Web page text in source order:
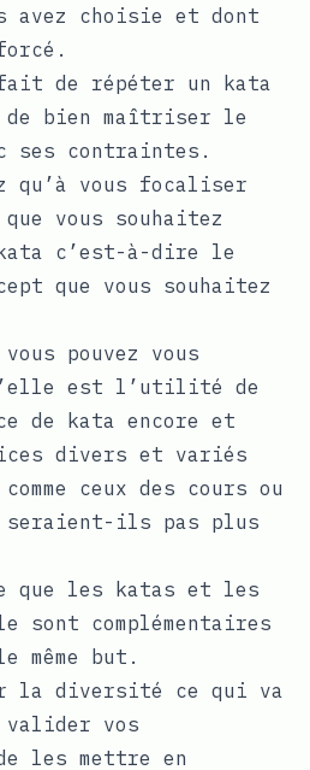
avez choisie et dont
de répéter un kata
de bien maîtriser le
ses contraintes.
qu’à vous focaliser
vous souhaitez
c’est-à-dire le
que vous souhaitez
pouvez vous
est l’utilité de
de kata encore et
divers et variés
ceux des cours ou
seraient-ils pas plus
que les katas et les
sont complémentaires
même but.
la diversité ce qui va
valider vos
les mettre en